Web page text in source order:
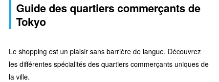
Guide des quartiers commerçants de
Tokyo
Le shopping est un plaisir sans barrière de langue. Découvrez
les différentes spécialités des quartiers commerçants uniques de
la ville.